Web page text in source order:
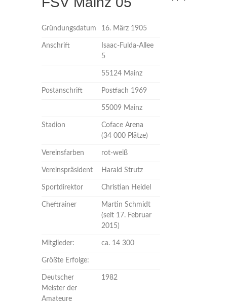
Gründungsdatum 16. März 1905
Anschrift
Isaac-Fulda-Allee
5
55124 Mainz
Postanschrift Postfach 1969
55009 Mainz
Stadion
Coface Arena
(34 000 Plätze)
Vereinsfarben rot-weiß
Vereinspräsident Harald Strutz
Sportdirektor Christian Heidel
Cheftrainer
Martin Schmidt
(seit 17. Februar
2015)
Mitglieder: ca. 14 300
Größte Erfolge:
Deutscher
Meister der
Amateure
1982